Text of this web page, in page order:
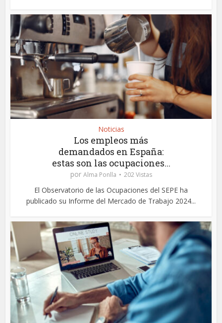
Noticias
Los empleos más
demandados en España:
estas son las ocupaciones...
por Alma Ponlla 202 Vistas
El Observatorio de las Ocupaciones del SEPE ha
publicado su Informe del Mercado de Trabajo 2024...